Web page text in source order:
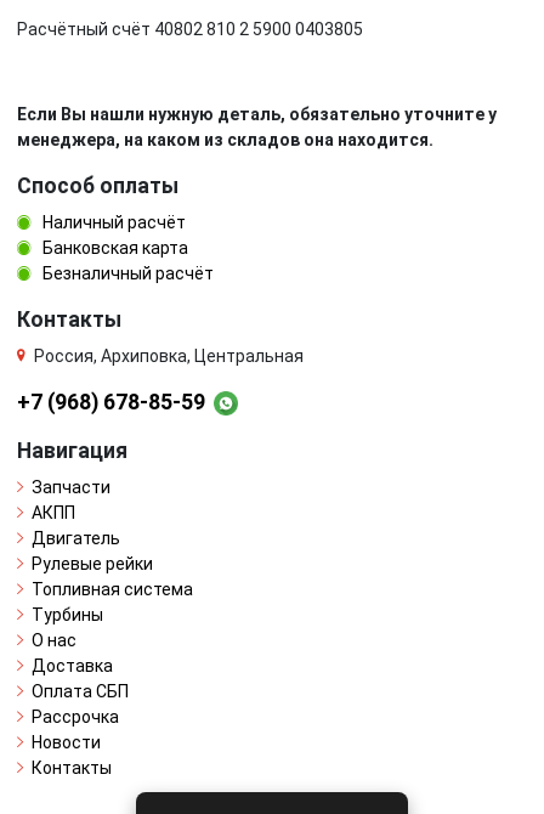
Расчётный счёт 40802 810 2 5900 0403805
Если Вы нашли нужную деталь, обязательно уточните у
менеджера, на каком из складов она находится.
Способ оплаты
Наличный расчёт
Банковская карта
Безналичный расчёт
Контакты
Россия, Архиповка, Центральная
+7 (968) 678-85-59
Навигация
Запчасти
АКПП
Двигатель
Рулевые рейки
Топливная система
Турбины
О нас
Доставка
Оплата СБП
Рассрочка
Новости
Контакты